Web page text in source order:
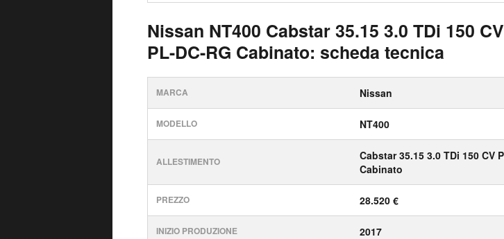
Nissan NT400 Cabstar 35.15 3.0 TDi 150 CV
PL-DC-RG Cabinato: scheda tecnica
MARCA Nissan
MODELLO NT400
ALLESTIMENTO
Cabstar 35.15 3.0 TDi 150 CV
Cabinato
PREZZO 28.520 €
INIZIO PRODUZIONE 2017